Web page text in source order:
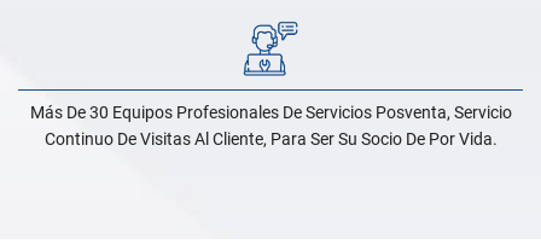
Más De 30 Equipos Profesionales De Servicios Posventa, Servicio
Continuo De Visitas Al Cliente, Para Ser Su Socio De Por Vida.